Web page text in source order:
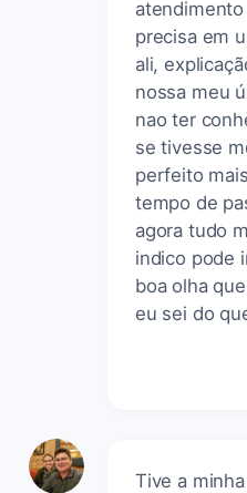
precisa em
ali,
nossa meu
nao ter
se tivesse
perfeito
tempo de
agora tudo
indico pode
boa olha
eu sei do
Tive a